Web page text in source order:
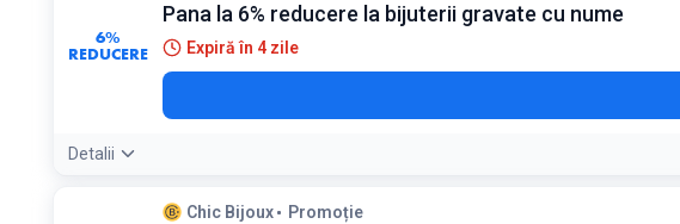
6%
REDUCERE
Pana la 6% reducere la bijuterii gravate cu nume
Expiră în 4 zile
Detalii
Chic Bijoux Promoție